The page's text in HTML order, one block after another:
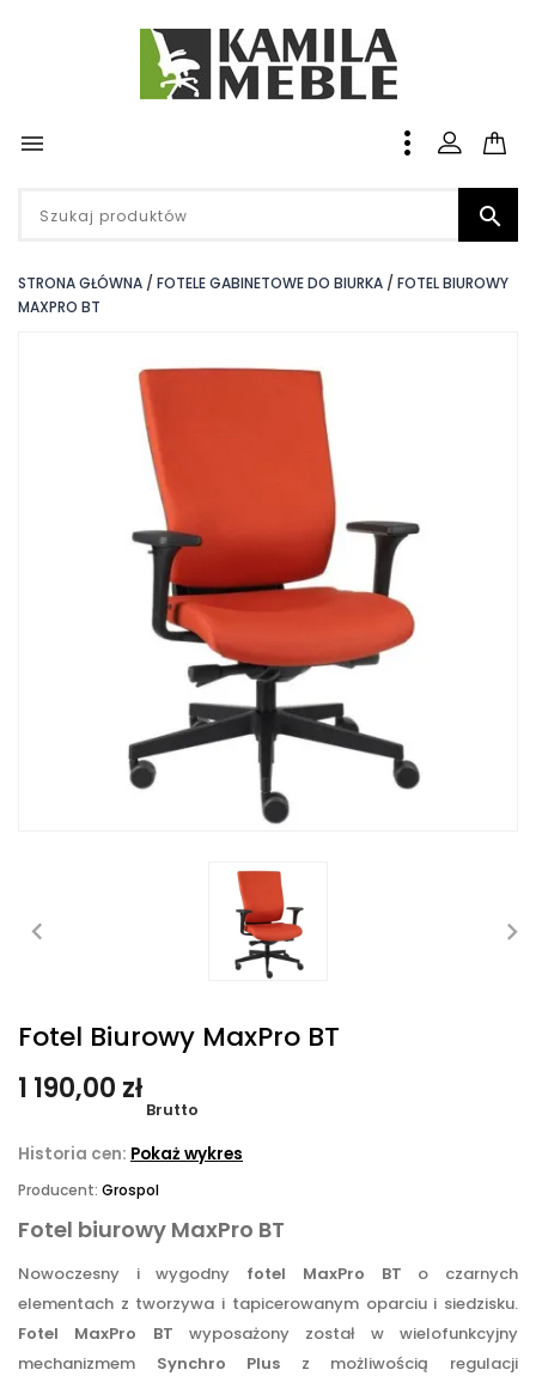


STRONA GŁÓWNA FOTELE GABINETOWE DO BIURKA
FOTEL BIUROWY
MAXPRO BT
Fotel Biurowy MaxPro BT
1 190,00 zł
Brutto
Historia cen: Pokaż wykres
Producent: Grospol
Fotel biurowy MaxPro BT
Nowoczesny i wygodny fotel MaxPro BT o czarnych
elementach z tworzywa i tapicerowanym oparciu i siedzisku.
Fotel MaxPro BT wyposażony został w wielofunkcyjny
mechanizmem Synchro Plus z możliwością regulacji